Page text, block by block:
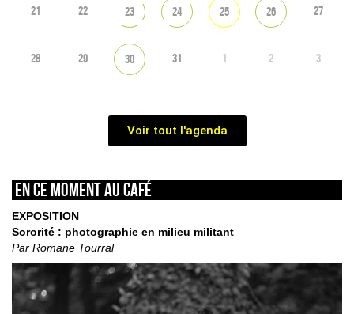
21 22 23 24 25 26 27
28 29 30 31 1 2 3
Voir tout l'agenda
En ce moment au café
EXPOSITION
Sororité : photographie en milieu militant
Par Romane Tourral